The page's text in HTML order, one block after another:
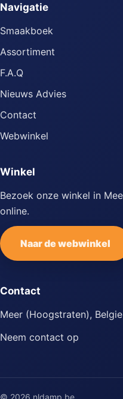
Navigatie
Smaakboek
Assortiment
F.A.Q
Nieuws Advies
Contact
Webwinkel
Winkel
Bezoek onze winkel in
online.
Naar de webwinkel
Contact
Meer (Hoogstraten), Belgie
Neem contact op
© 2026 nldamp.be.